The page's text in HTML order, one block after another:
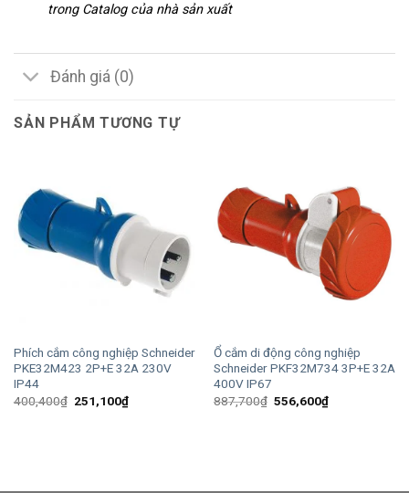
trong Catalog của nhà sản xuất
Đánh giá (0)
SẢN PHẨM TƯƠNG TỰ
Phích cắm công nghiệp Schneider
PKE32M423 2P+E 32A 230V
IP44
400,400₫ Giá
251,100₫Giá
hiện
Ổ cắm di động công nghiệp
Schneider PKF32M734 3P+E 32A
400V IP67
887,700₫ Giá
556,600₫Giá
hiện